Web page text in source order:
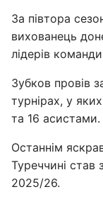
За півтора
вихованець
лідерів
Зубков провів
турнірах, у
та 16 асистами.
Останнім
Туреччині став
2025/26.